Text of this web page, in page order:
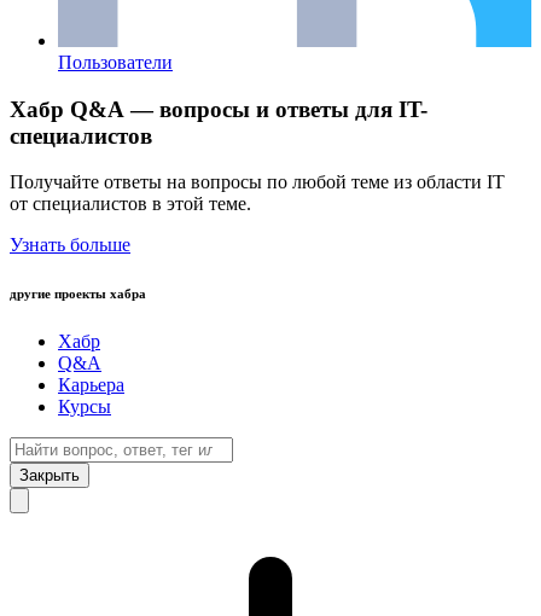
Пользователи
Хабр Q&A — вопросы и ответы для IT-
специалистов
Получайте ответы на вопросы по любой теме из области IT
от специалистов в этой теме.
Узнать больше
другие проекты хабра
Хабр
Q&A
Карьера
Курсы
Закрыть